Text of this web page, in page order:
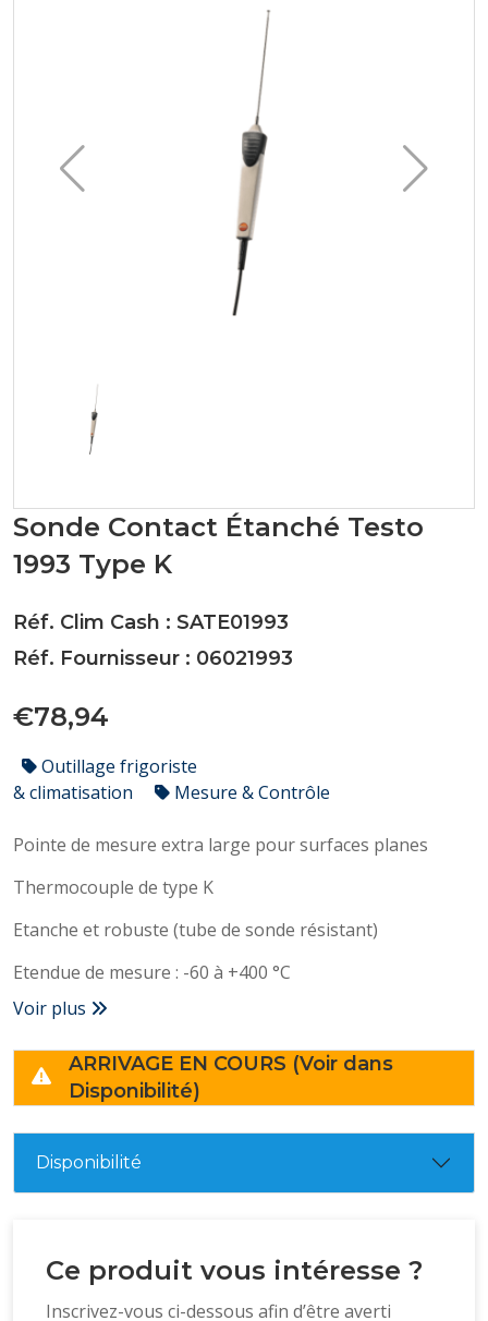
Sonde Contact Étanché Testo
1993 Type K
Réf. Clim Cash : SATE01993
Réf. Fournisseur : 06021993
€78,94
Outillage frigoriste
& climatisation
Mesure & Contrôle
Pointe de mesure extra large pour surfaces planes
Thermocouple de type K
Etanche et robuste (tube de sonde résistant)
Etendue de mesure : -60 à +400 °C
Voir plus
ARRIVAGE EN COURS (Voir dans
Disponibilité)
Disponibilité
Ce produit vous intéresse ?
Inscrivez-vous ci-dessous afin d’être averti